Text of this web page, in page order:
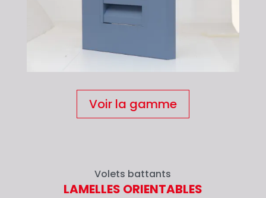
Voir la gamme
Volets battants
LAMELLES ORIENTABLES